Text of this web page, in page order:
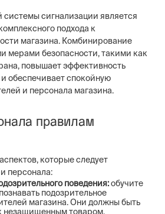
сигнализации является
подхода к
магазина. Комбинирование
мерами безопасности, такими как
повышает эффективность
обеспечивает спокойную
и персонала магазина.
правилам
которые следует
персонала:
поведения:обучите
подозрительное
магазина. Они должны быть
незащищенным товаром,